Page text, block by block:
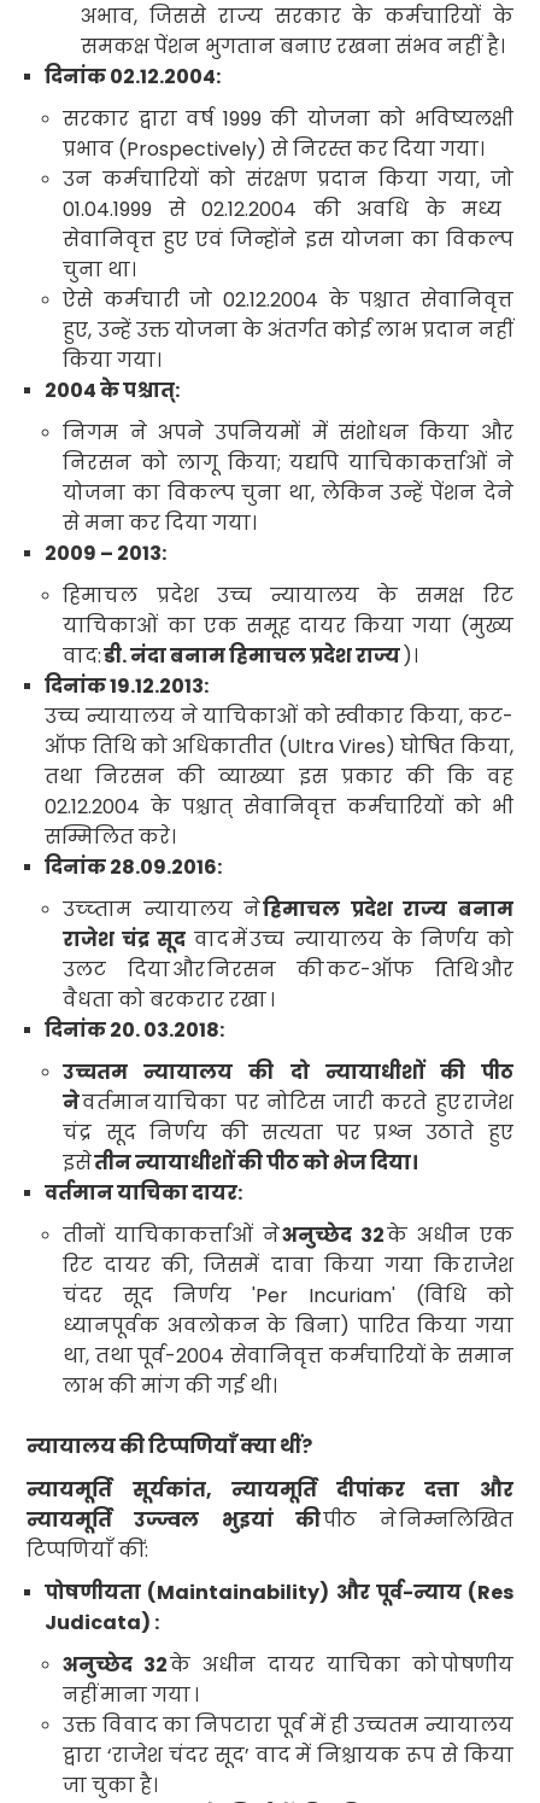
अभाव,जिससे राज्य सरकार के कर्मचारियों के
समकक्ष पेंशन भुगतान बनाए रखना संभव नहीं है।
दिनांक02.12.2004:
सरकार द्वारा वर्ष 1999की योजना को भविष्यलक्षी
प्रभाव (Prospectively)से निरस्त कर दिया गया।
उन कर्मचारियों को संरक्षण प्रदान किया गया, जो
01.04.1999 से02.12.2004 की अवधि के मध्य
सेवानिवृत्त हुए एवं जिन्होंने इस योजना का विकल्प
चुना था।
ऐसे कर्मचारी जो 02.12.2004 के पश्चात सेवानिवृत्त
हुए, उन्हें उक्त योजना के अंतर्गत कोई लाभ प्रदान नहीं
कियागया।
2004के पश्चात्:
निगम ने अपने उपनियमों में संशोधन किया और
निरसन को लागू किया;यद्यपि याचिकाकर्त्ताओं ने
योजना का विकल्प चुना था, लेकिन उन्हें पेंशन देने
से मना कर दिया गया।
2009 – 2013:
हिमाचल प्रदेश उच्च न्यायालय के समक्ष रिट
याचिकाओं का एक समूह दायर किया गया (मुख्य
वाद:डी. नंदा बनाम हिमाचल प्रदेश राज्य)।
दिनांक19.12.2013:
उच्च न्यायालय ने याचिकाओं को स्वीकार किया, कट-
ऑफ तिथि को अधिकातीत (Ultra Vires)घोषित किया,
तथा निरसन की व्याख्या इस प्रकार की कि वह
02.12.2004के पश्चात् सेवानिवृत्त कर्मचारियों को भी
सम्मिलित करे।
दिनांक28.09.2016:
उच्च्ताम न्यायालय नेहिमाचल प्रदेश राज्य बनाम
राजेश चंद्र सूद वादमेंउच्च न्यायालय के निर्णय को
उलट दियाऔरनिरसन कीकट-ऑफ तिथिऔर
वैधता को बरकरार रखा।
दिनांक20. 03.2018:
उच्चतम न्यायालय की दो न्यायाधीशों की पीठ
नेवर्तमानयाचिका पर नोटिस जारी करते हुएराजेश
चंद्र सूद निर्णय की सत्यता पर प्रश्न उठाते हुए
इसेतीन न्यायाधीशों की पीठ को भेज दिया।
वर्तमान याचिका दायर:
तीनों याचिकाकर्त्ताओं नेअनुच्छेद 32के अधीन एक
रिट दायर की,जिसमें दावा किया गया किराजेश
चंदर सूद निर्णय 'Per Incuriam' (विधि
को
ध्यानपूर्वक अवलोकन के बिना) पारित किया गया
था, तथापूर्व-2004सेवानिवृत्त कर्मचारियों के समान
लाभ की मांग की गई थी।
न्यायालय की टिप्पणियाँ क्या थीं?
न्यायमूर्ति सूर्यकांत, न्यायमूर्ति दीपांकर दत्ता और
न्यायमूर्ति उज्ज्वल भुइयां कीपीठ नेनिम्नलिखित
टिप्पणियाँ कीं:
पोषणीयता (Maintainability) और पूर्व-न्याय(Res
Judicata) :
अनुच्छेद 32के अधीन दायर याचिका कोपोषणीय
नहींमाना गया।
उक्त विवाद का निपटारा पूर्व में ही उच्चतम न्यायालय
द्वारा ‘राजेश चंदर सूद’ वाद में निश्चायक रूप से किया
जा चुकाहै।